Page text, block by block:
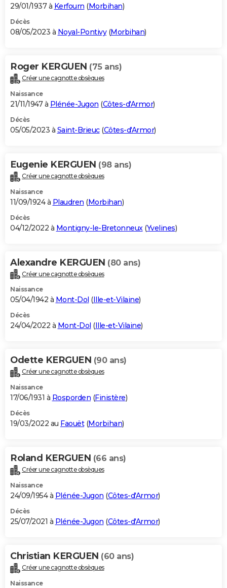
29/01/1937 à Kerfourn (Morbihan)
Décès
08/05/2023 à Noyal-Pontivy(Morbihan)
Roger KERGUEN (75 ans)
Créer une cagnotte obsèques
Naissance
21/11/1947 à Plénée-Jugon (Côtes-d'Armor)
Décès
05/05/2023 à Saint-Brieuc(Côtes-d'Armor)
Eugenie KERGUEN (98 ans)
Créer une cagnotte obsèques
Naissance
11/09/1924 à Plaudren (Morbihan)
Décès
04/12/2022 à Montigny-le-Bretonneux (Yvelines)
Alexandre KERGUEN (80 ans)
Créer une cagnotte obsèques
Naissance
05/04/1942 à Mont-Dol (Ille-et-Vilaine)
Décès
24/04/2022 à Mont-Dol (Ille-et-Vilaine)
Odette KERGUEN (90 ans)
Créer une cagnotte obsèques
Naissance
17/06/1931 à Rosporden (Finistère)
Décès
19/03/2022 au Faouët(Morbihan)
Roland KERGUEN (66 ans)
Créer une cagnotte obsèques
Naissance
24/09/1954 à Plénée-Jugon (Côtes-d'Armor)
Décès
25/07/2021 à Plénée-Jugon (Côtes-d'Armor)
Christian KERGUEN (60 ans)
Créer une cagnotte obsèques
Naissance